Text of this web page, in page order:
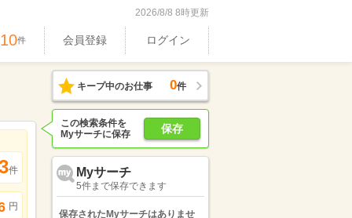
2026/8/8 8時更新
件 会員登録 ログイン
件
円
キープ中のお仕事 0件
保存
この検索条件を
Myサーチに保存
Myサーチ
5件まで保存できます
保存されたMyサーチはありませ